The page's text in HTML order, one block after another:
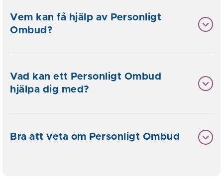
Vem kan få hjälp av Personligt
Ombud?
Vad kan ett Personligt Ombud
hjälpa dig med?
Bra att veta om Personligt Ombud